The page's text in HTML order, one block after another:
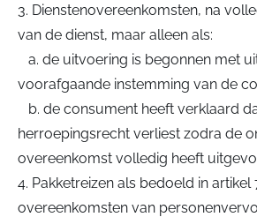
3. Dienstenovereenkomsten, na
van de dienst, maar alleen als:
a. de uitvoering is begonnen met
voorafgaande instemming van de
b. de consument heeft verklaard
herroepingsrecht verliest zodra de
overeenkomst volledig heeft
4. Pakketreizen als bedoeld in artikel
overeenkomsten van